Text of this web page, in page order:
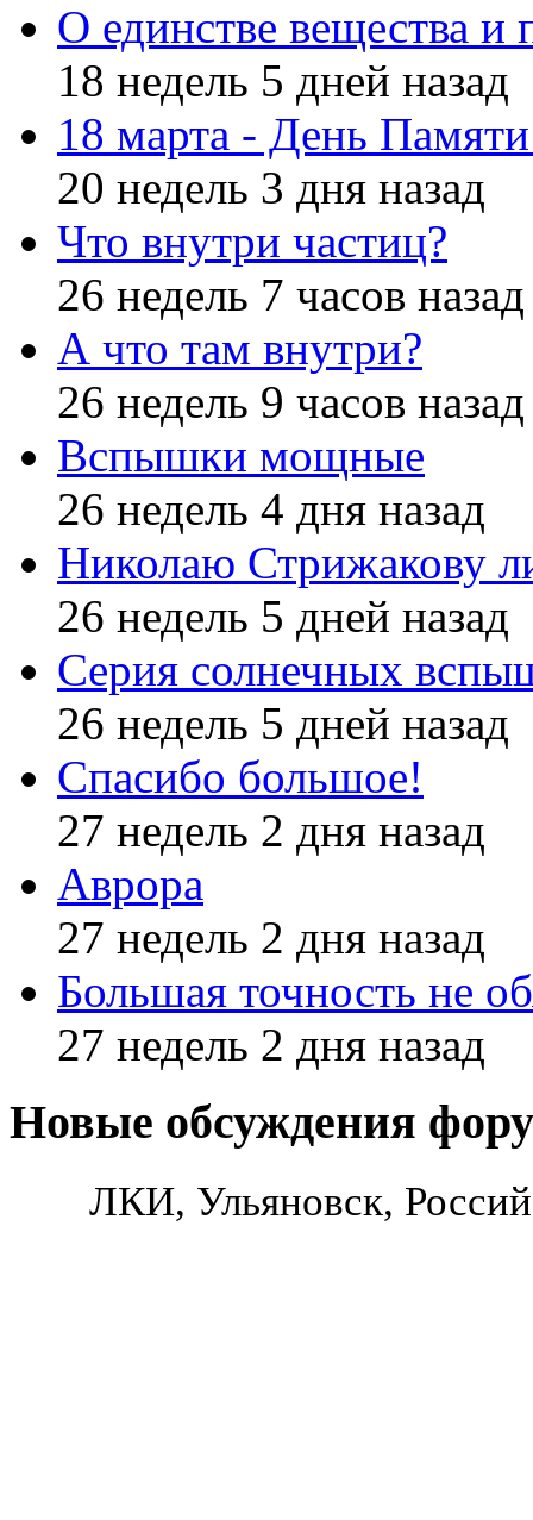
О единстве вещества и
18 недель 5 дней назад
18 марта - День
20 недель 3 дня назад
Что внутри частиц?
26 недель 7 часов назад
А что там внутри?
26 недель 9 часов назад
Вспышки мощные
26 недель 4 дня назад
Николаю Стрижакову
26 недель 5 дней назад
Серия солнечных
26 недель 5 дней назад
Спасибо большое!
27 недель 2 дня назад
Аврора
27 недель 2 дня назад
Большая точность не
27 недель 2 дня назад
Новые обсуждения
ЛКИ, Ульяновск,